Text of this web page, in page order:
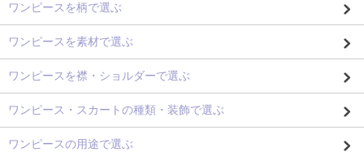
ワンピースを柄で選ぶ
ワンピースを素材で選ぶ
ワンピースを襟・ショルダーで選ぶ
ワンピース・スカートの種類・装飾で選ぶ
ワンピースの用途で選ぶ